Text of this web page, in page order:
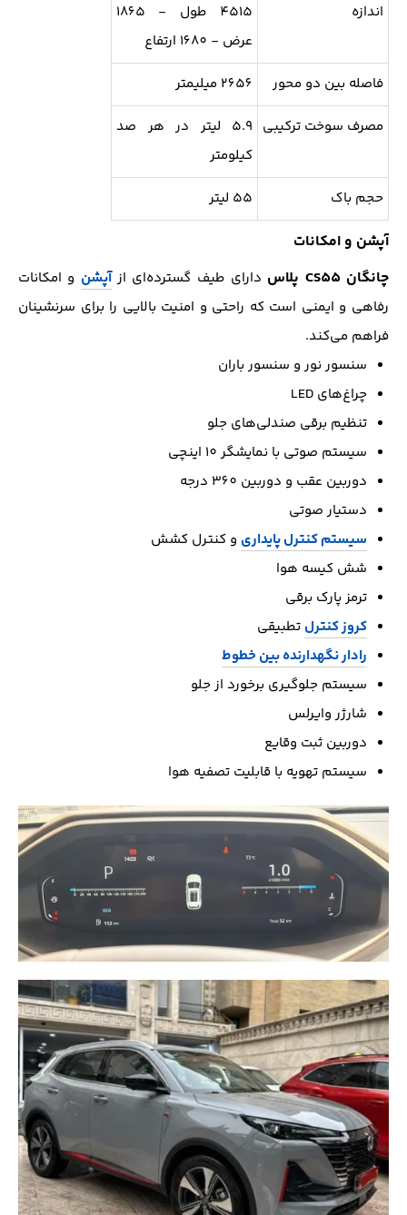
4515 طول - 1865
عرض - 1680 ارتفاع
اندازه
2656 میلیمتر فاصله بین دو محور
5.9 لیتر در هر صد
کیلومتر
مصرف سوخت ترکیبی
55 لیتر حجم باک
آپشن و امکانات
چانگان CS55 پلاس
دارای طیف گسترده‌ای ازآپشن و امکانات
رفاهی و ایمنی است که راحتی و امنیت بالایی را برای سرنشینان
فراهم می‌کند.
سنسور نور و سنسور باران
چراغ‌های LED
تنظیم برقی صندلی‌های جلو
سیستم صوتی با نمایشگر 10 اینچی
دوربین عقب و دوربین 360 درجه
دستیار صوتی
سیستم کنترل پایداری و کنترل کشش
شش کیسه هوا
ترمز پارک برقی
کروز کنترل تطبیقی
رادار نگهدارنده بین خطوط
سیستم جلوگیری برخورد از جلو
شارژر وایرلس
دوربین ثبت وقایع
سیستم تهویه با قابلیت تصفیه هوا